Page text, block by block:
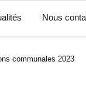
Nous
communales 2023